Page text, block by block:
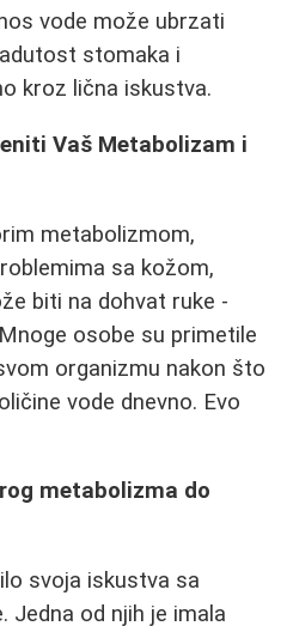
vode može ubrzati
stomaka i
kroz lična iskustva.
Vaš Metabolizam i
metabolizmom,
sa kožom,
biti na dohvat ruke -
osobe su primetile
organizmu nakon što
vode dnevno. Evo
metabolizma do
svoja iskustva sa
Jedna od njih je imala